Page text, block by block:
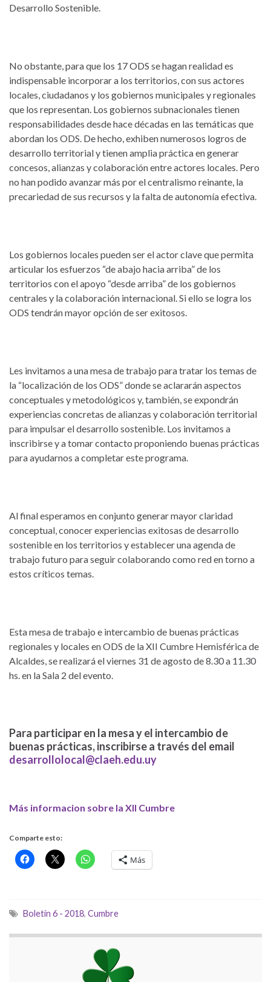
Desarrollo Sostenible.
No obstante, para que los 17 ODS se hagan realidad es
indispensable incorporar a los territorios, con sus actores
locales, ciudadanos y los gobiernos municipales y regionales
que los representan. Los gobiernos subnacionales tienen
responsabilidades desde hace décadas en las temáticas que
abordan los ODS. De hecho, exhiben numerosos logros de
desarrollo territorial y tienen amplia práctica en generar
concesos, alianzas y colaboración entre actores locales. Pero
no han podido avanzar más por el centralismo reinante, la
precariedad de sus recursos y la falta de autonomía efectiva.
Los gobiernos locales pueden ser el actor clave que permita
articular los esfuerzos “de abajo hacia arriba” de los
territorios con el apoyo “desde arriba” de los gobiernos
centrales y la colaboración internacional. Si ello se logra los
ODS tendrán mayor opción de ser exitosos.
Les invitamos a una mesa de trabajo para tratar los temas de
la “localización de los ODS” donde se aclararán aspectos
conceptuales y metodológicos y, también, se expondrán
experiencias concretas de alianzas y colaboración territorial
para impulsar el desarrollo sostenible. Los invitamos a
inscribirse y a tomar contacto proponiendo buenas prácticas
para ayudarnos a completar este programa.
Al final esperamos en conjunto generar mayor claridad
conceptual, conocer experiencias exitosas de desarrollo
sostenible en los territorios y establecer una agenda de
trabajo futuro para seguir colaborando como red en torno a
estos críticos temas.
Esta mesa de trabajo e intercambio de buenas prácticas
regionales y locales en ODS de la XII Cumbre Hemisférica de
Alcaldes, se realizará el viernes 31 de agosto de 8.30 a 11.30
hs. en la Sala 2 del evento.
Para participar en la mesa y el intercambio de
buenas prácticas, inscribirse a través del email
desarrollolocal@claeh.edu.uy
Más informacion sobre la XII Cumbre
Comparte esto:
Más
Boletín 6 - 2018, Cumbre